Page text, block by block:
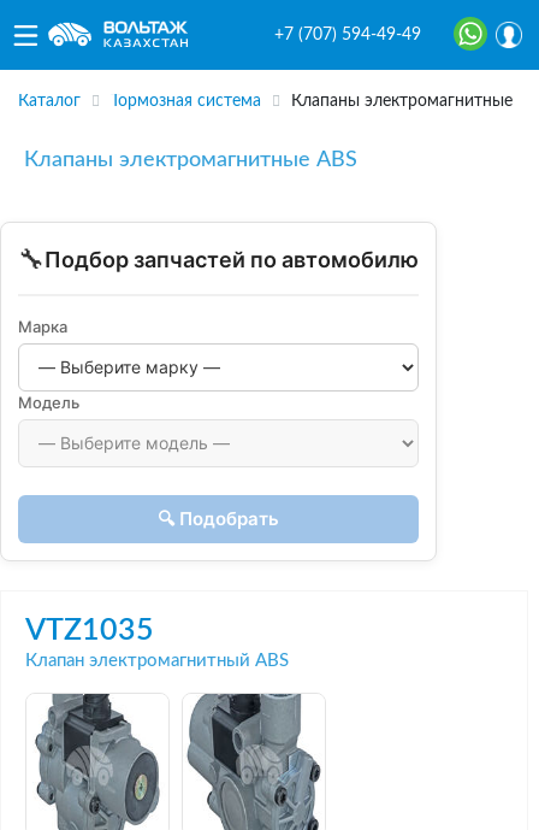
+7 (707) 594-49-49
Каталог Тормозная система Клапаны электромагнитные
Клапаны электромагнитные ABS
🔧Подбор запчастей по автомобилю
Марка
Модель
🔍 Подобрать
VTZ1035
Клапан электромагнитный ABS